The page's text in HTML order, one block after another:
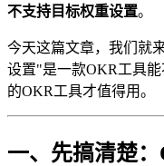
不支持目标权重设置。
今天这篇文章，我们就
设置"是一款OKR工具
的OKR工具才值得用。
一、先搞清楚